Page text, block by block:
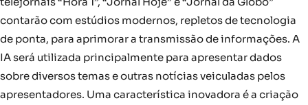
contarão com estúdios modernos, repletos de tecnologia
de ponta, para aprimorar a transmissão de informações. A
IA será utilizada principalmente para apresentar dados
sobre diversos temas e outras notícias veiculadas pelos
apresentadores. Uma característica inovadora é a criação